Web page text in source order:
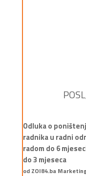
Odluka o
radnika u radni
radom do 6
do 3 mjeseca
od ZOI84.ba